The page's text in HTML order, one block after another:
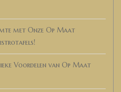
met Onze Op Maat
Voordelen van Op Maat